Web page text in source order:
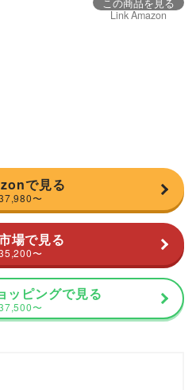
この商品を見る
Link Amazon
で見る
〜
場で見る
〜
ッピングで見る
〜